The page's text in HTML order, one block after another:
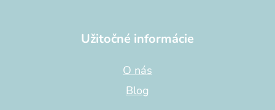
Užitočné informácie
O nás
Blog